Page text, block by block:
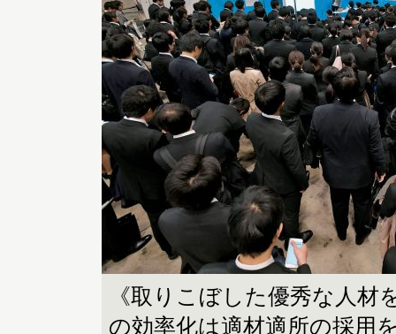
《取りこぼした優秀な人材
の効率化は適材適所の採用